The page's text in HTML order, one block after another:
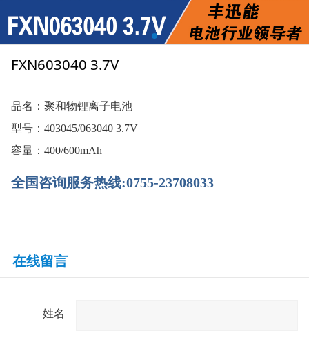
FXN603040 3.7V
品名：聚和物锂离子电池
型号：403045/063040 3.7V
容量：400/600mAh
全国咨询服务热线:0755-23708033
在线留言
姓名